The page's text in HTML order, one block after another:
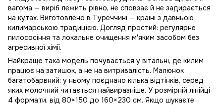
вагома — виріб лежить рівно, не сповзає й не задирається
на кутах. Виготовлено в Туреччині — країні з давньою
килимарською традицією. Догляд простий: регулярне
пилососіння та локальне очищення м'яким засобом без
агресивної хімії.
Найкраще така модель почувається у вітальні, де килим
працює на затишок, а не на витривалість. Малюнок
багатобарвний: у ньому поєднано кілька відтінків, серед
яких молочний читається найвиразніше. У розмірній лінійці
4 формати, від 80×150 до 160×230 см. Якщо шукаєте